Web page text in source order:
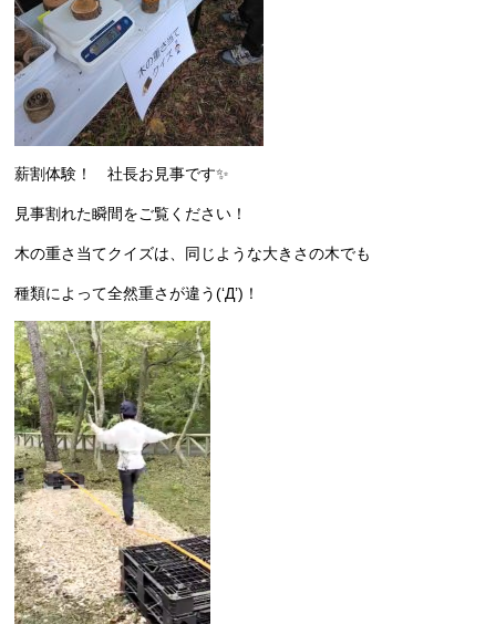
薪割体験！ 社長お見事です✨
見事割れた瞬間をご覧ください！
木の重さ当てクイズは、同じような大きさの木でも
種類によって全然重さが違う(‘Д’)！